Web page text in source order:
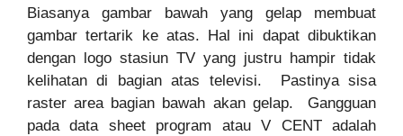
Biasanya gambar bawah yang gelap membuat
gambar tertarik ke atas. Hal ini dapat dibuktikan
dengan logo stasiun TV yang justru hampir tidak
kelihatan di bagian atas televisi. Pastinya sisa
raster area bagian bawah akan gelap. Gangguan
pada data sheet program atau V CENT adalah